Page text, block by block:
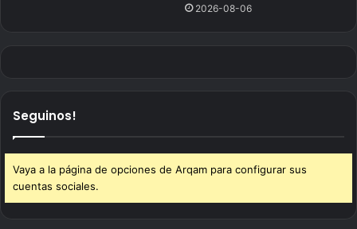
2026-08-06
Seguinos!
Vaya a la página de opciones de Arqam para configurar sus
cuentas sociales.